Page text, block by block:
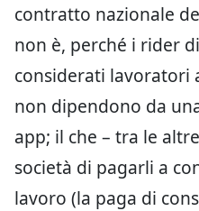
contratto nazionale
non è, perché i rider
considerati lavoratori
non dipendono da
app; il che – tra le
società di pagarli a
lavoro (la paga di